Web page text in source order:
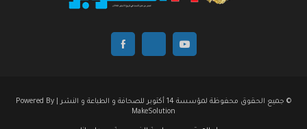
© جميع الحقوق محفوظة لمؤسسة 14 أكتوبر للصحافة و الطباعة و النشر | Powered By
MakeSolution